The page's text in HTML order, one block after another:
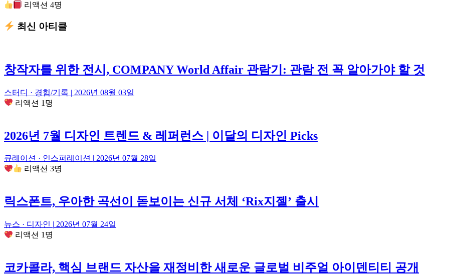
리액션 4명
최신 아티클
창작자를 위한 전시, COMPANY World Affair 관람기: 관람 전 꼭 알아가야 할 것
스터디 · 경험/기록 | 2026년 08월 03일
리액션 1명
2026년 7월 디자인 트렌드 & 레퍼런스 | 이달의 디자인 Picks
큐레이션 · 인스퍼레이션
2026년 07월 28일
리액션 3명
릭스폰트, 우아한 곡선이 돋보이는 신규 서체 ‘Rix지젤’ 출시
뉴스 · 디자인 | 2026년 07월 24일
리액션 1명
코카콜라, 핵심 브랜드 자산을 재정비한 새로운 글로벌 비주얼 아이덴티티 공개